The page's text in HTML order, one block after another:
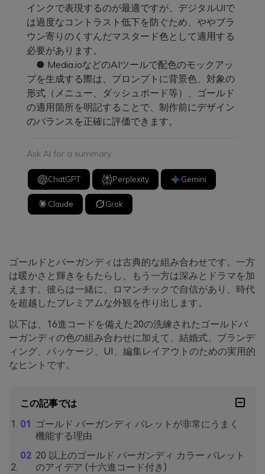
インクで表現するのが最適ですが、デジタルUIで
は過度なコントラスト低下を防ぐため、ややブラ
ウン寄りのくすんだマスタード色として適用する
必要があります。
● Media.ioなどのAIツールで配色のモックアッ
プを生成する際は、プロンプトに背景色、対象の
形式（メニュー、ダッシュボード等）、ゴールド
の適用箇所を明記することで、制作前にデザイン
のバランスを正確に評価できます。
Ask AI for a summary
ChatGPT Perplexity Gemini
Claude Grok
ゴールドとバーガンディは古典的な組み合わせです。一方
は暖かさと輝きをもたらし、もう一方は深みとドラマを加
えます。彼らは一緒に、ロマンチックで自信があり、時代
を超越したプレミアムな外観を作り出します。
以下は、16進コードを備えた20の洗練されたゴールドバ
ーガンディの色の組み合わせに加えて、結婚式、ブランデ
ィング、パッケージ、UI、編集レイアウトのための実用的
なヒントです。
この記事では
ゴールド バーガンディ パレットが非常にうまく
機能する理由
20 以上のゴールド バーガンディ カラー パレット
のアイデア (十六進コード付き)